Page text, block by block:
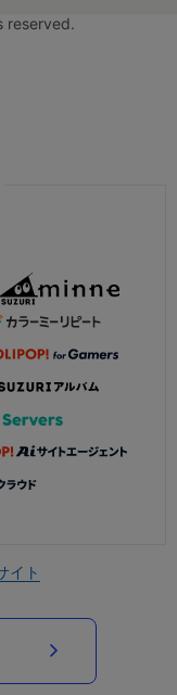
reserved.
イト